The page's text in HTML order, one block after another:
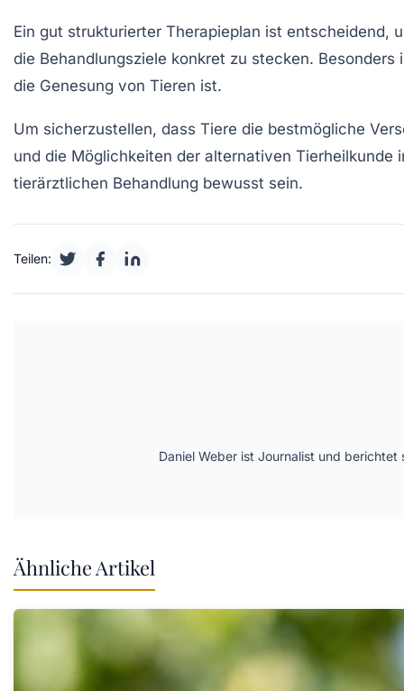
Ein gut strukturierter Therapieplan ist entscheidend,
die Behandlungsziele konkret zu stecken.
die Genesung von Tieren ist.
Um sicherzustellen, dass Tiere die bestmögliche
und die Möglichkeiten der alternativen Tierheilkunde
tierärztlichen Behandlung bewusst sein.
Teilen:
Daniel Weber ist Journalist und
Ähnliche Artikel